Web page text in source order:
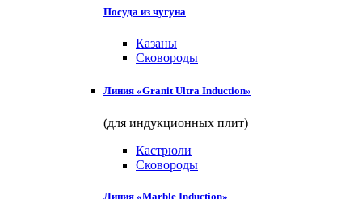
Посуда из чугуна
Казаны
Сковороды
Линия «Granit Ultra Induction»
(для индукционных плит)
Кастрюли
Сковороды
Линия «Marble Induction»